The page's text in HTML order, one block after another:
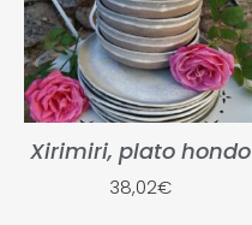
Xirimiri, plato hondo
38,02€